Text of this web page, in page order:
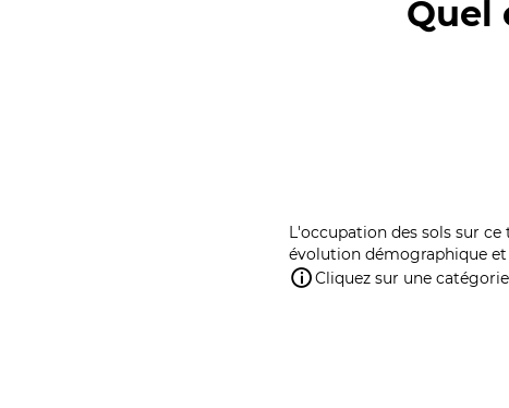
Quel
L'occupation des sols sur
évolution démographique
Cliquez sur une